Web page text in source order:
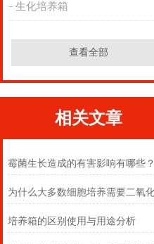
生化培养箱
查看全部
相关文章
霉菌生长造成的有害影响有哪些？
培养箱的区别使用与用途分析